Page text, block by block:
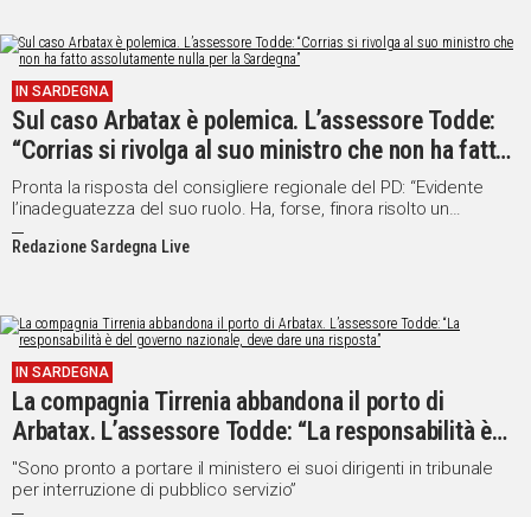
IN SARDEGNA
Sul caso Arbatax è polemica. L’assessore Todde:
“Corrias si rivolga al suo ministro che non ha fatto
assolutamente nulla per la Sardegna”
Pronta la risposta del consigliere regionale del PD: “Evidente
l’inadeguatezza del suo ruolo. Ha, forse, finora risolto un
problema sulla vertenza trasporti in Ogliastra e in Sardegna?”
Redazione Sardegna Live
IN SARDEGNA
La compagnia Tirrenia abbandona il porto di
Arbatax. L’assessore Todde: “La responsabilità è
del governo nazionale, deve dare una risposta”
"Sono pronto a portare il ministero ei suoi dirigenti in tribunale
per interruzione di pubblico servizio”